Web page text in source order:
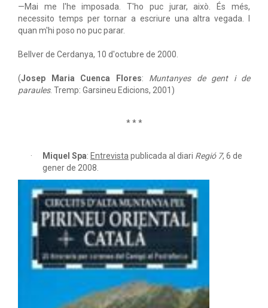
—Mai me l'he imposada. T'ho puc jurar, això. És més,
necessito temps per tornar a escriure una altra vegada. I
quan m'hi poso no puc parar.
Bellver de Cerdanya, 10 d'octubre de 2000.
(Josep Maria Cuenca Flores: Muntanyes de gent i de
paraules. Tremp: Garsineu Edicions, 2001)
* * *
Miquel Spa: Entrevista publicada al diari Regió 7, 6 de
gener de 2008.